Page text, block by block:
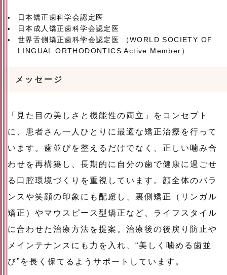
日本矯正歯科学会認定医
日本成人矯正歯科学会認定医
世界舌側矯正歯科学会認定医 （WORLD SOCIETY OF
LINGUAL ORTHODONTICS Active Member）
メッセージ
「見た目の美しさと機能性の両立」をコンセプト
に、患者さん一人ひとりに最適な矯正治療を行って
います。歯並びを整えるだけでなく、正しい噛み合
わせを再構築し、長期的に自分の歯で健康に過ごせ
る口腔環境づくりを重視しています。顔全体のバラ
ンスや笑顔の印象にも配慮し、裏側矯正（リンガル
矯正）やマウスピース型矯正など、ライフスタイル
に合わせた治療方法を提案。治療後の後戻り防止や
メインテナンスにも力を入れ、“美しく噛める歯並
び”を長く保てるようサポートしています。